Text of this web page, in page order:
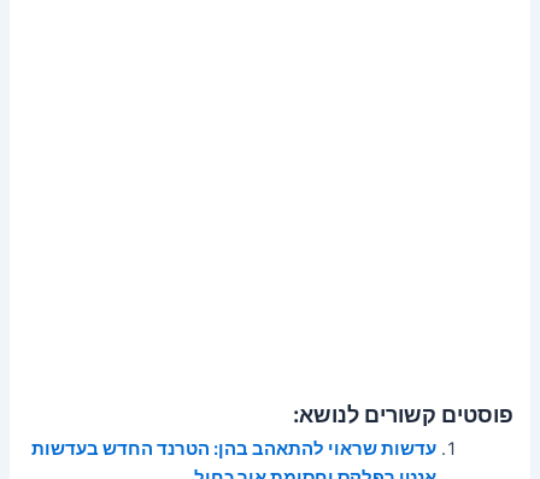
פוסטים קשורים לנושא:
עדשות שראוי להתאהב בהן: הטרנד החדש בעדשות